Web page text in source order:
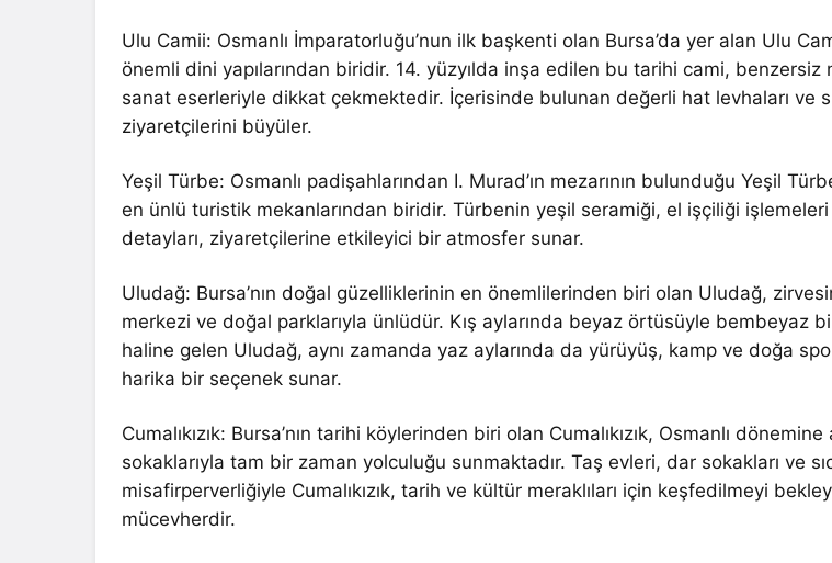
Ulu Camii: Osmanlı İmparatorluğu’nun ilk başkenti olan Bursa’da yer alan Ulu
önemli dini yapılarından biridir. 14. yüzyılda inşa edilen bu tarihi cami, benzersiz
sanat eserleriyle dikkat çekmektedir. İçerisinde bulunan değerli hat levhaları ve
ziyaretçilerini büyüler.
Yeşil Türbe: Osmanlı padişahlarından I. Murad’ın mezarının bulunduğu Yeşil
en ünlü turistik mekanlarından biridir. Türbenin yeşil seramiği, el işçiliği
detayları, ziyaretçilerine etkileyici bir atmosfer sunar.
Uludağ: Bursa’nın doğal güzelliklerinin en önemlilerinden biri olan Uludağ,
merkezi ve doğal parklarıyla ünlüdür. Kış aylarında beyaz örtüsüyle bembeyaz
haline gelen Uludağ, aynı zamanda yaz aylarında da yürüyüş, kamp ve doğa
harika bir seçenek sunar.
Cumalıkızık: Bursa’nın tarihi köylerinden biri olan Cumalıkızık, Osmanlı
sokaklarıyla tam bir zaman yolculuğu sunmaktadır. Taş evleri, dar sokakları ve
misafirperverliğiyle Cumalıkızık, tarih ve kültür meraklıları için keşfedilmeyi
mücevherdir.